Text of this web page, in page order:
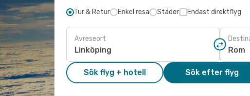
Tur & Retur Enkel resa Städer Endast direktflyg
Avreseort
Sök flyg + hotell Sök efter flyg